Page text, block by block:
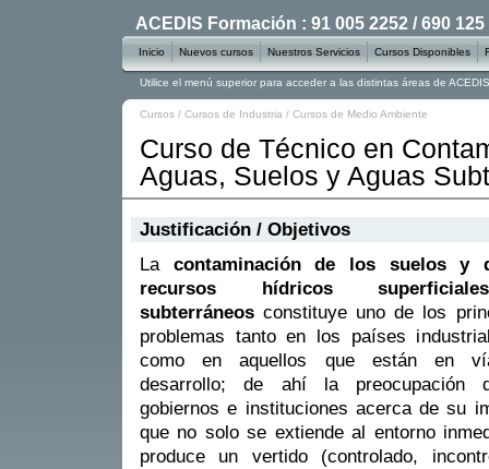
Cursos / Cursos de Industria / Cursos de Medio Ambiente
Curso de Técnico en
Aguas, Suelos y Aguas
Justificación / Objetivos
La contaminación de los suelos y
recursos hídricos
subterráneos constituye uno de los
problemas tanto en los países
como en aquellos que están en
desarrollo; de ahí la preocupación
gobiernos e instituciones acerca de su
que no solo se extiende al entorno
produce un vertido (controlado,
ACEDIS Formación : 91 005 2252 / 690 125
Inicio Nuevos cursos Nuestros Servicios Cursos Disponibles
Utilice el menú superior para acceder a las distintas áreas de